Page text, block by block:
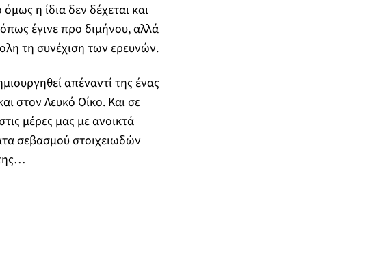
η ίδια δεν δέχεται και
έγινε προ διμήνου, αλλά
τη συνέχιση των ερευνών.
απέναντί της ένας
στον Λευκό Οίκο. Και σε
μέρες μας με ανοικτά
σεβασμού στοιχειωδών